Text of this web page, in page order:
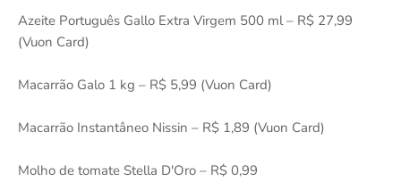
Azeite Português Gallo Extra Virgem 500 ml – R$ 27,99
(Vuon Card)
Macarrão Galo 1 kg – R$ 5,99 (Vuon Card)
Macarrão Instantâneo Nissin – R$ 1,89 (Vuon Card)
Molho de tomate Stella D'Oro – R$ 0,99